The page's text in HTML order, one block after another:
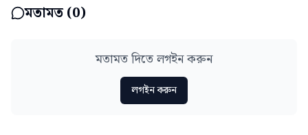
মতামত (0)
মতামত দিতে লগইন করুন
লগইন করুন